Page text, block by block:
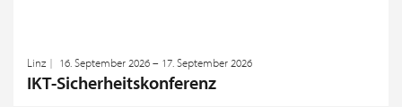
Linz 16. September 2026 – 17. September 2026
IKT-Sicherheitskonferenz